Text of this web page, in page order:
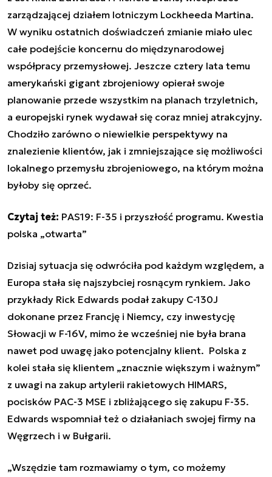
zarządzającej działem lotniczym Lockheeda Martina.
W wyniku ostatnich doświadczeń zmianie miało ulec
całe podejście koncernu do międzynarodowej
współpracy przemysłowej. Jeszcze cztery lata temu
amerykański gigant zbrojeniowy opierał swoje
planowanie przede wszystkim na planach trzyletnich,
a europejski rynek wydawał się coraz mniej atrakcyjny.
Chodziło zarówno o niewielkie perspektywy na
znalezienie klientów, jak i zmniejszające się możliwości
lokalnego przemysłu zbrojeniowego, na którym można
byłoby się oprzeć.
Czytaj też: PAS19: F-35 i przyszłość programu. Kwestia
polska „otwarta”
Dzisiaj sytuacja się odwróciła pod każdym względem, a
Europa stała się najszybciej rosnącym rynkiem. Jako
przykłady Rick Edwards podał zakupy C-130J
dokonane przez Francję i Niemcy, czy inwestycję
Słowacji w F-16V, mimo że wcześniej nie była brana
nawet pod uwagę jako potencjalny klient. Polska z
kolei stała się klientem „znacznie większym i ważnym”
z uwagi na zakup artylerii rakietowych HIMARS,
pocisków PAC-3 MSE i zbliżającego się zakupu F-35.
Edwards wspomniał też o działaniach swojej firmy na
Węgrzech i w Bułgarii.
„Wszędzie tam rozmawiamy o tym, co możemy